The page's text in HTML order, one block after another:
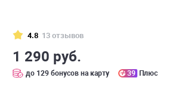
4.8 13 отзывов
1 290 руб.
до 129 бонусов на карту 39 Плюс